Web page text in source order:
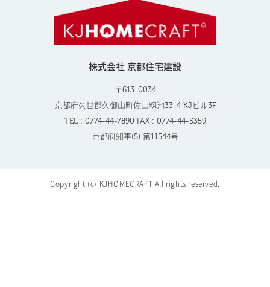
株式会社 京都住宅建設
〒613-0034
京都府久世郡久御山町佐山籾池33-4 KJビル3F
TEL : 0774-44-7890 FAX : 0774-44-5359
京都府知事(5) 第11544号
Copyright (c) KJHOMECRAFT All rights reserved.